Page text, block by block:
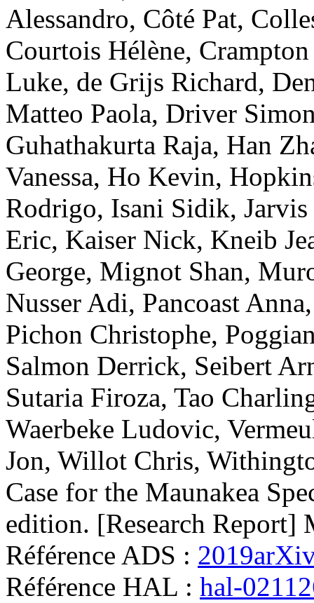
Alessandro, Côté Pat,
Courtois Hélène, Crampton
Luke, de Grijs Richard,
Matteo Paola, Driver
Guhathakurta Raja, Han
Vanessa, Ho Kevin,
Rodrigo, Isani Sidik, Jarvis
Eric, Kaiser Nick, Kneib
George, Mignot Shan,
Nusser Adi, Pancoast Anna
Pichon Christophe,
Salmon Derrick, Seibert
Sutaria Firoza, Tao
Waerbeke Ludovic,
Jon, Willot Chris,
Case for the Maunakea
edition. [Research Report]
Référence ADS :
Référence HAL : hal-